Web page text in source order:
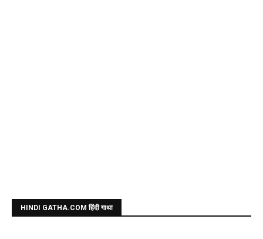
HINDI GATHA.COM हिंदी गाथा